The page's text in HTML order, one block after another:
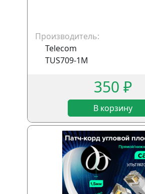
Производитель:
Telecom
TUS709-1M
350 ₽
В корзину